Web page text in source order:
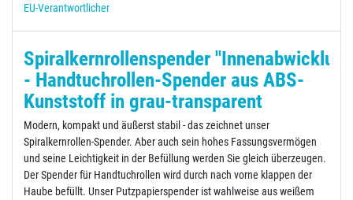
EU-Verantwortlicher
Spiralkernrollenspender
- Handtuchrollen-Spender aus ABS-
Kunststoff in grau-transparent
Modern, kompakt und äußerst stabil - das zeichnet unser
Spiralkernrollen-Spender. Aber auch sein hohes Fassungsvermögen
und seine Leichtigkeit in der Befüllung werden Sie gleich überzeugen.
Der Spender für Handtuchrollen wird durch nach vorne klappen der
Haube befüllt. Unser Putzpapierspender ist wahlweise aus weißem